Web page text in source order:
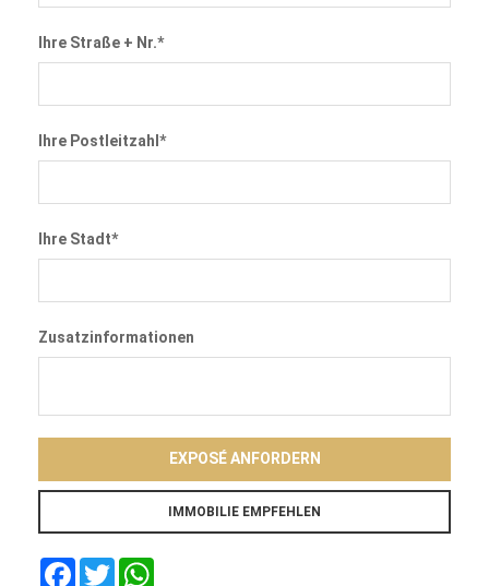
Ihre Straße + Nr.*
Ihre Postleitzahl*
Ihre Stadt*
Zusatzinformationen
EXPOSÉ ANFORDERN
Facebook
Twitter